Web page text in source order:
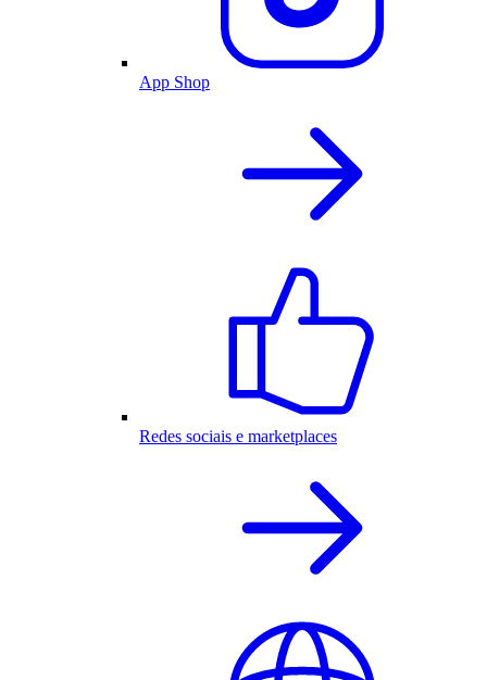
App Shop
Redes sociais e marketplaces